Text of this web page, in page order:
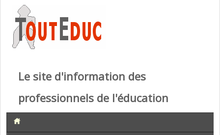
Le site d'information des
professionnels de l'éducation